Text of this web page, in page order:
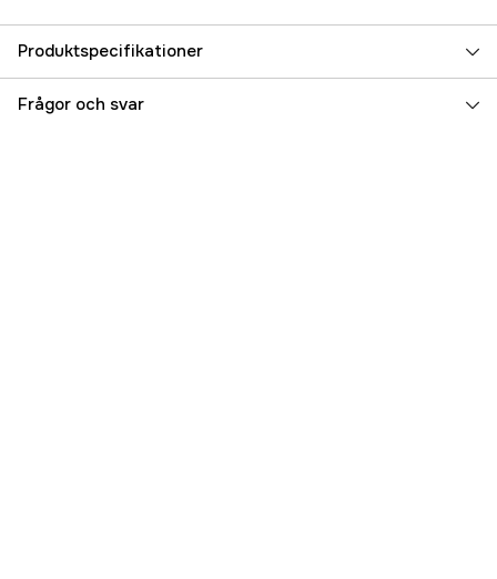
Produktspecifikationer
Referensnummer 5000019714
Frågor och svar